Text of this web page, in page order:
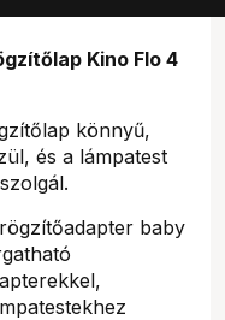
Kino Flo 4
könnyű,
és a lámpatest
baby